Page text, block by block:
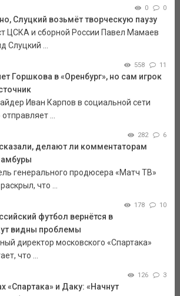
0 0
Слуцкий возьмёт творческую паузу
ЦСКА и сборной России Павел Мамаев
Слуцкий ...
558 11
Горшкова в «Оренбург», но сам игрок
Иван Карпов в социальной сети
...
282 6
делают ли комментаторам
генерального продюсера «Матч ТВ»
что ...
178 10
футбол вернётся в
видны проблемы
директор московского «Спартака»
что ...
126 3
«Спартака» и Даку: «Начнут